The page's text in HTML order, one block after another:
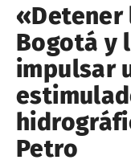
«Detener
Bogotá y
impulsar
Petro